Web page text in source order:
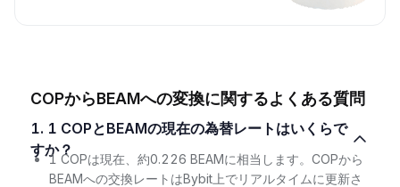
COPからBEAMへの変換に関するよくある質問
1. 1 COPとBEAMの現在の為替レートはいくらで
すか？
1 COPは現在、約0.226 BEAMに相当します。COPから
BEAMへの交換レートはBybit上でリアルタイムに更新さ